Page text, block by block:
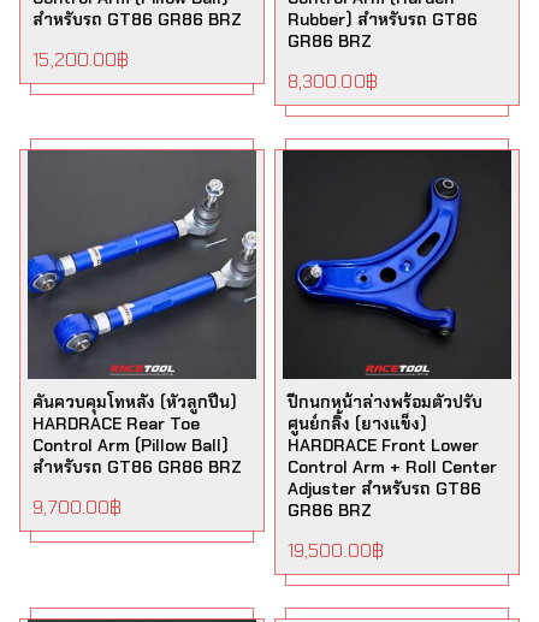
สำหรับรถ GT86 GR86 BRZ
15,200.00฿
Rubber) สำหรับรถ GT86
GR86 BRZ
8,300.00฿
คันควบคุมโทหลัง (หัวลูกปืน)
HARDRACE Rear Toe
Control Arm (Pillow Ball)
สำหรับรถ GT86 GR86 BRZ
9,700.00฿
ปีกนกหน้าล่างพร้อมตัวปรับ
ศูนย์กลิ้ง (ยางแข็ง)
HARDRACE Front Lower
Control Arm + Roll Center
Adjuster สำหรับรถ GT86
GR86 BRZ
19,500.00฿